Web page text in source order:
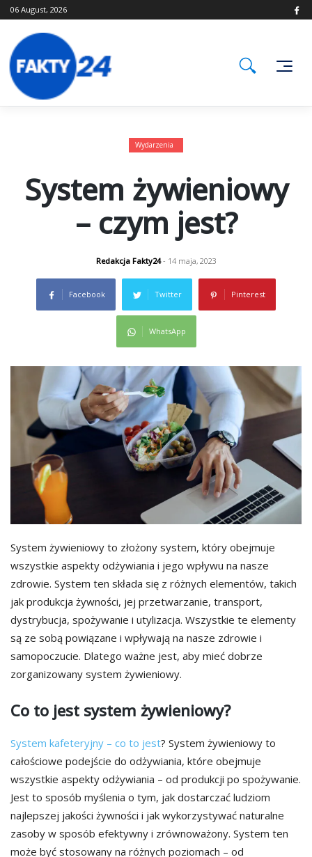
Skip
to
06 August, 2026
Wydarzenia
System żywieniowy
– czym jest?
Redakcja Fakty24- 14 maja, 2023
Facebook Twitter Pinterest
WhatsApp
System żywieniowy to złożony system, który obejmuje
wszystkie aspekty odżywiania i jego wpływu na nasze
zdrowie. System ten składa się z różnych elementów, takich
jak produkcja żywności, jej przetwarzanie, transport,
dystrybucja, spożywanie i utylizacja. Wszystkie te elementy
są ze sobą powiązane i wpływają na nasze zdrowie i
samopoczucie. Dlatego ważne jest, aby mieć dobrze
zorganizowany system żywieniowy.
Co to jest system żywieniowy?
System kafeteryjny – co to jest? System żywieniowy to
całościowe podejście do odżywiania, które obejmuje
wszystkie aspekty odżywiania – od produkcji po spożywanie.
Jest to sposób myślenia o tym, jak dostarczać ludziom
najlepszej jakości żywności i jak wykorzystywać naturalne
zasoby w sposób efektywny i zrównoważony. System ten
może być stosowany na różnych poziomach – od